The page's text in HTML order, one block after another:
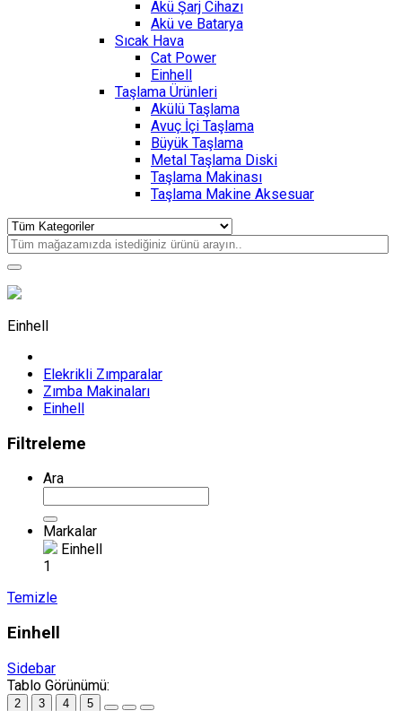
Akü Şarj Cihazı
Akü ve Batarya
Sıcak Hava
Cat Power
Einhell
Taşlama Ürünleri
Akülü Taşlama
Avuç İçi Taşlama
Büyük Taşlama
Metal Taşlama Diski
Taşlama Makinası
Taşlama Makine Aksesuar
Einhell
Elekrikli Zımparalar
Zımba Makinaları
Einhell
Filtreleme
Ara
Markalar
Einhell
1
Temizle
Einhell
Sidebar
Tablo Görünümü:
2 3 4 5